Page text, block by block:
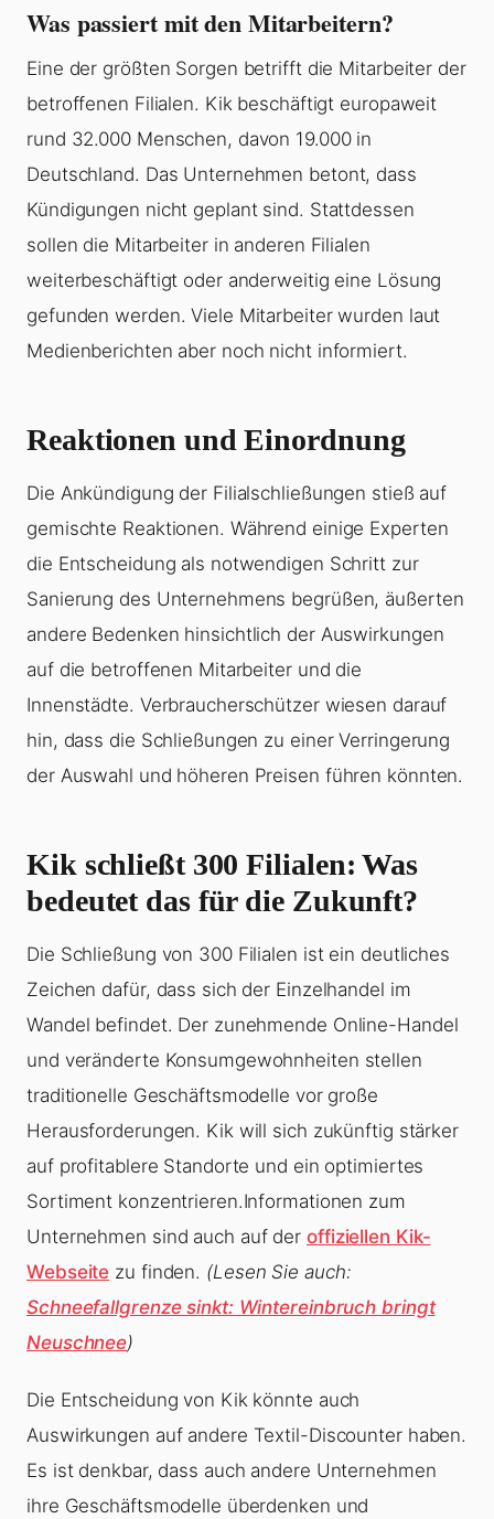
Was passiert mit den Mitarbeitern?
Eine der größten Sorgen betrifft die Mitarbeiter der
betroffenen Filialen. Kik beschäftigt europaweit
rund 32.000 Menschen, davon 19.000 in
Deutschland. Das Unternehmen betont, dass
Kündigungen nicht geplant sind. Stattdessen
sollen die Mitarbeiter in anderen Filialen
weiterbeschäftigt oder anderweitig eine Lösung
gefunden werden. Viele Mitarbeiter wurden laut
Medienberichten aber noch nicht informiert.
Reaktionen und Einordnung
Die Ankündigung der Filialschließungen stieß auf
gemischte Reaktionen. Während einige Experten
die Entscheidung als notwendigen Schritt zur
Sanierung des Unternehmens begrüßen, äußerten
andere Bedenken hinsichtlich der Auswirkungen
auf die betroffenen Mitarbeiter und die
Innenstädte. Verbraucherschützer wiesen darauf
hin, dass die Schließungen zu einer Verringerung
der Auswahl und höheren Preisen führen könnten.
Kik schließt 300 Filialen: Was
bedeutet das für die Zukunft?
Die Schließung von 300 Filialen ist ein deutliches
Zeichen dafür, dass sich der Einzelhandel im
Wandel befindet. Der zunehmende Online-Handel
und veränderte Konsumgewohnheiten stellen
traditionelle Geschäftsmodelle vor große
Herausforderungen. Kik will sich zukünftig stärker
auf profitablere Standorte und ein optimiertes
Sortiment konzentrieren.Informationen zum
Unternehmen sind auch auf der offiziellen Kik-
Webseite zu finden. (Lesen Sie auch:
Schneefallgrenze sinkt: Wintereinbruch bringt
Neuschnee)
Die Entscheidung von Kik könnte auch
Auswirkungen auf andere Textil-Discounter haben.
Es ist denkbar, dass auch andere Unternehmen
ihre Geschäftsmodelle überdenken und